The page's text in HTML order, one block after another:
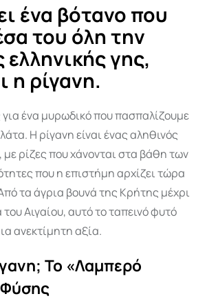
ένα βότανο που
του όλη την
ελληνικής γης,
η ρίγανη.
ένα μυρωδικό που πασπαλίζουμε
Η ρίγανη είναι ένας αληθινός
ρίζες που χάνονται στα βάθη των
που η επιστήμη αρχίζει τώρα
τα άγρια βουνά της Κρήτης μέχρι
Αιγαίου, αυτό το ταπεινό φυτό
ανεκτίμητη αξία.
Το «Λαμπερό